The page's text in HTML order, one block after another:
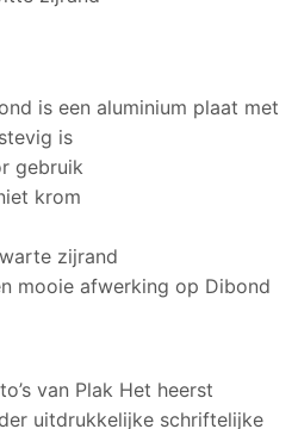
is een aluminium plaat met
is
gebruik
krom
zijrand
mooie afwerking op Dibond
van Plak Het heerst
uitdrukkelijke schriftelijke